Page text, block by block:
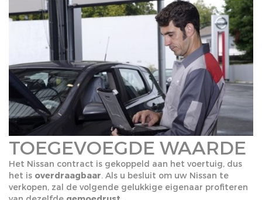
TOEGEVOEGDE WAARDE
Het Nissan contract is gekoppeld aan het voertuig, dus
het is overdraagbaar. Als u besluit om uw Nissan te
verkopen, zal de volgende gelukkige eigenaar profiteren